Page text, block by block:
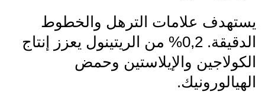
يستهدف علامات الترهل والخطوط
الدقيقة. 0,2% من الريتينول يعزز إنتاج
الكولاجين والإيلاستين وحمض
الهيالورونيك.